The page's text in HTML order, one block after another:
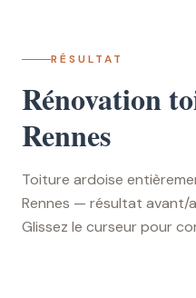
RÉSULTAT
Rénovation
Rennes
Toiture ardoise
Rennes — résultat avant/
Glissez le curseur pour